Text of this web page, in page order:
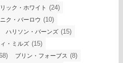
ック・ホワイト (24)
ニク・バーロウ (10)
ハリソン・バーンズ (15)
・ミルズ (15)
ブリン・フォーブス (8)